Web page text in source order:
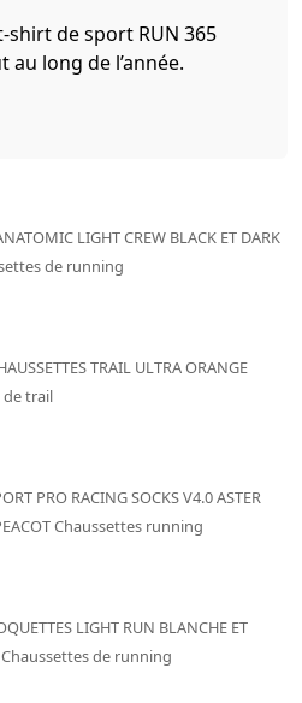
shirt de sport RUN 365
long de l’année.
LIGHT CREW BLACK ET DARK
de running
TRAIL ULTRA ORANGE
de trail
PRO RACING SOCKS V4.0 ASTER
Chaussettes running
LIGHT RUN BLANCHE ET
Chaussettes de running